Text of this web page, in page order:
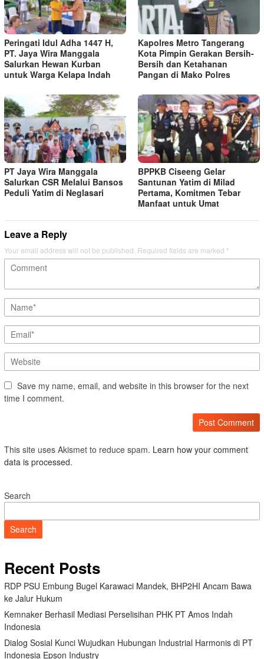
Peringati Idul Adha 1447 H,
PT. Jaya Wira Manggala
Salurkan Hewan Kurban
untuk Warga Kelapa Indah
Kapolres Metro Tangerang
Kota Pimpin Gerakan Bersih-
Bersih dan Ketahanan
Pangan di Mako Polres
PT Jaya Wira Manggala
Salurkan CSR Melalui Bansos
Peduli Yatim di Neglasari
BPPKB Ciseeng Gelar
Santunan Yatim di Milad
Pertama, Komitmen Tebar
Manfaat untuk Umat
Leave a Reply
Your email address will not be published. Required fields are marked *
Save my name, email, and website in this browser for the next
time I comment.
This site uses Akismet to reduce spam. Learn how your comment
data is processed.
Search
Search
Recent Posts
RDP PSU Embung Bugel Karawaci Mandek, BHP2HI Ancam Bawa
ke Jalur Hukum
Kemnaker Berhasil Mediasi Perselisihan PHK PT Amos Indah
Indonesia
Dialog Sosial Kunci Wujudkan Hubungan Industrial Harmonis di PT
Indonesia Epson Industry